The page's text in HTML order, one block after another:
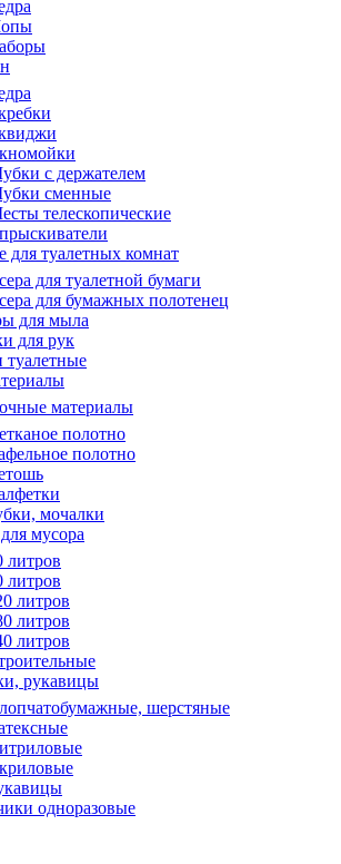
с держателем
сменные
телескопические
для туалетных комнат
для туалетной бумаги
для бумажных полотенец
для мыла
для рук
материалы
полотно
полотно
мочалки
мусора
литров
литров
литров
литров
литров
рукавицы
шерстяные
одноразовые